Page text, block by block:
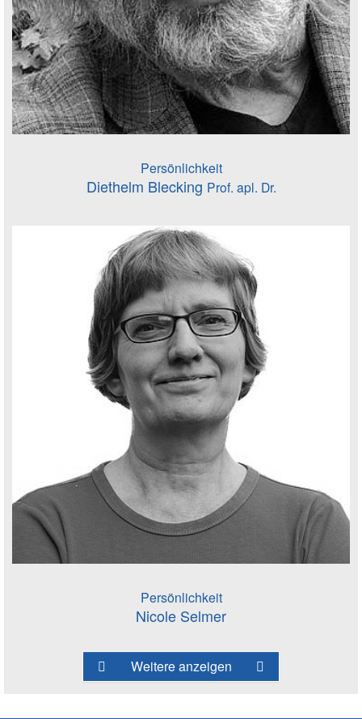
Persönlichkeit
Diethelm Blecking Prof. apl. Dr.
Persönlichkeit
Nicole Selmer
Weitere anzeigen